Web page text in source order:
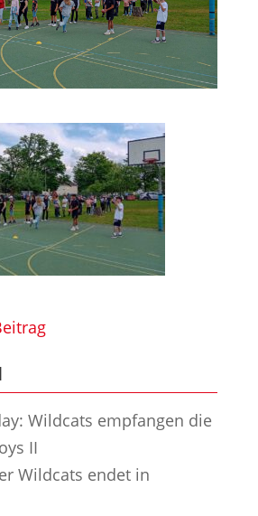
Wildcats empfangen die
II
Wildcats endet in